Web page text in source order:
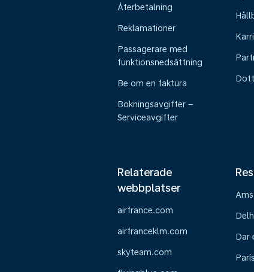
Återbetalning
Reklamationer
Passagerare med
funktionsnedsättning
Be om en faktura
Bokningsavgifter –
Serviceavgifter
Relaterade
webbplatser
airfrance.com
airfranceklm.com
skyteam.com
Dar
Paris